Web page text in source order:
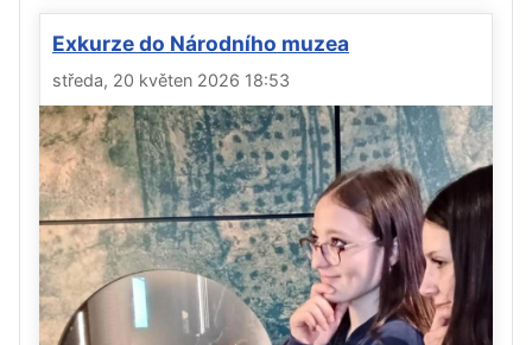
Exkurze do Národního muzea
středa, 20 květen 2026 18:53